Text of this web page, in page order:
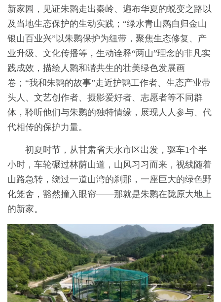
新家园，见证朱鹮走出秦岭、遍布华夏的蜕变之路以
及当地生态保护的生动实践；“绿水青山鹮自归金山
银山百业兴”以朱鹮保护为纽带，聚焦生态修复、产
业升级、文化传播等，生动诠释“两山”理念的非凡实
践成效，描绘人鹮和谐共生的壮美绿色发展画
卷；“我和朱鹮的故事”走近护鹮工作者、生态产业带
头人、文艺创作者、摄影爱好者、志愿者等不同群
体，聆听他们与朱鹮的独特情缘，展现人人参与、代
代相传的保护力量。
初夏时节，从甘肃省天水市区出发，驱车1个半
小时，车轮碾过林荫山道，山风习习而来，视线随着
山路急转，绕过一道山湾的刹那，一座巨大的绿色野
化笼舍，豁然撞入眼帘——那就是朱鹮在陇原大地上
的新家。